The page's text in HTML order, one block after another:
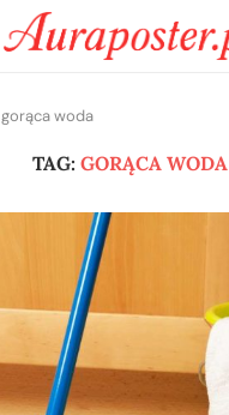
gorąca woda
TAG: GORĄCA WODA